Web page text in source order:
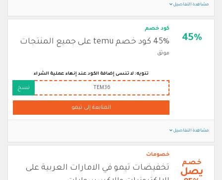
مشاهدة التفاصيل
45%
كود خصم
45% كود خصم temu على جميع المنتجات
موثق
تنويه: لا تنسى إضافة الكود عند إنهاء عملية الشراء
TEM36 نسخ
المتابعة إلى تيمو
مشاهدة التفاصيل
خصم
يصل
خصومات
تخفيضات تيمو في الامارات العربية على